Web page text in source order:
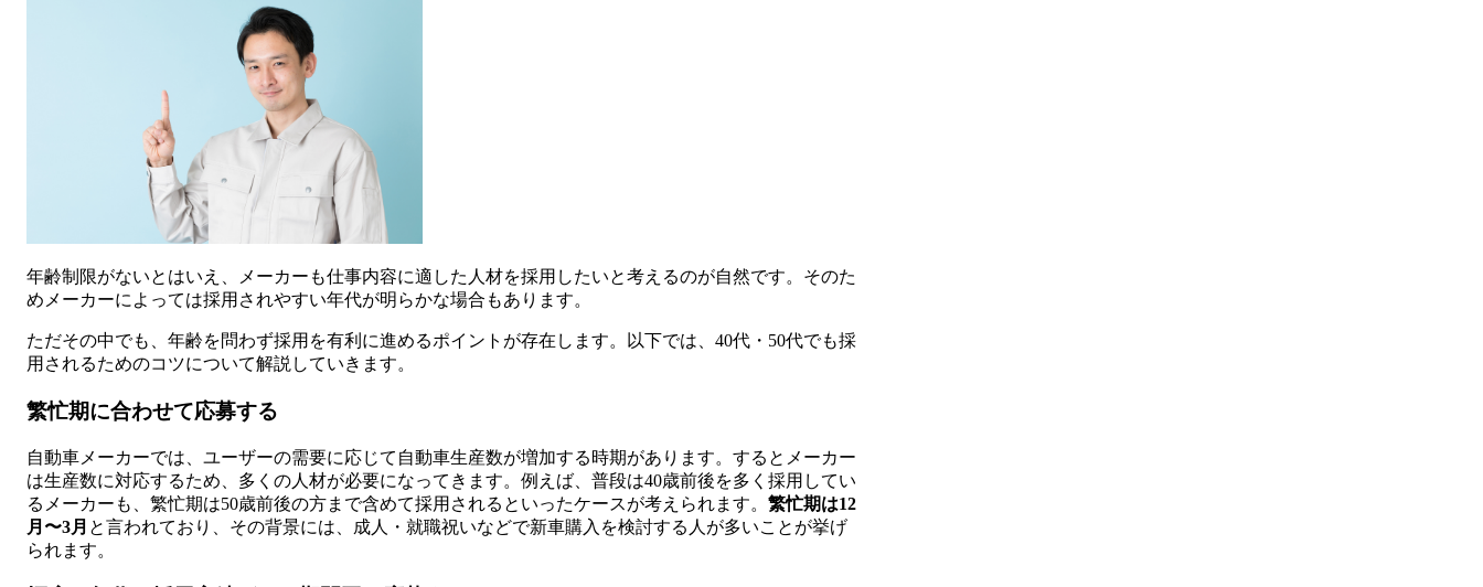
年齢制限がないとはいえ、メーカーも仕事内容に適した人材を採用したいと考えるのが自然です。そのた
めメーカーによっては採用されやすい年代が明らかな場合もあります。
ただその中でも、年齢を問わず採用を有利に進めるポイントが存在します。以下では、40代・50代でも採
用されるためのコツについて解説していきます。
繁忙期に合わせて応募する
自動車メーカーでは、ユーザーの需要に応じて自動車生産数が増加する時期があります。するとメーカー
は生産数に対応するため、多くの人材が必要になってきます。例えば、普段は40歳前後を多く採用してい
るメーカーも、繁忙期は50歳前後の方まで含めて採用されるといったケースが考えられます。 繁忙期は12
月〜3月 と言われており、その背景には、成人・就職祝いなどで新車購入を検討する人が多いことが挙げ
られます。